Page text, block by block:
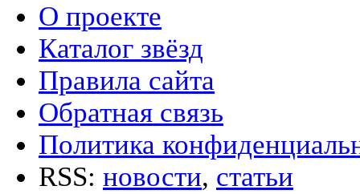
О проекте
Каталог звёзд
Правила сайта
Обратная связь
Политика
RSS: новости, статьи